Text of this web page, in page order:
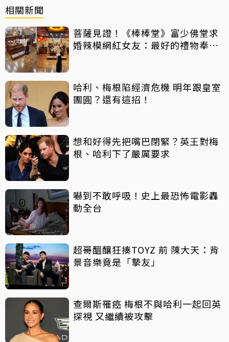
相關新聞
菩薩見證！《棒棒堂》富少佛堂求
婚辣模網紅女友：最好的禮物奉獻
哈利、梅根陷經濟危機 明年跟皇室
團圓？還有這招！
想和好得先把嘴巴閉緊？英王對梅
根、哈利下了嚴厲要求
嚇到不敢呼吸！史上最恐怖電影轟
動全台
超哥醞釀狂揍TOYZ 前 陳大天：背
景音樂竟是「摯友」
查爾斯罹癌 梅根不與哈利一起回英
探視 又繼續被攻擊